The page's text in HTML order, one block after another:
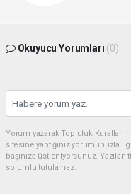
Okuyucu Yorumları (0)
Yorum yazarak Topluluk
sitesine yaptığınız yorumunuzla
başınıza üstleniyorsunuz.
sorumlu tutulamaz.